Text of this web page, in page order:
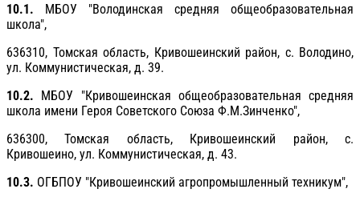
10.1. МБОУ "Володинская средняя общеобразовательная
школа",
636310, Томская область, Кривошеинский район, с. Володино,
ул. Коммунистическая, д. 39.
10.2. МБОУ "Кривошеинская общеобразовательная средняя
школа имени Героя Советского Союза Ф.М.Зинченко",
636300, Томская область, Кривошеинский район, с.
Кривошеино, ул. Коммунистическая, д. 43.
10.3. ОГБПОУ "Кривошеинский агропромышленный техникум",